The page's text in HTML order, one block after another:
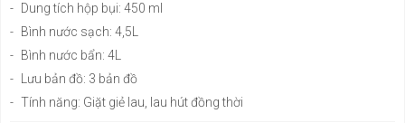
- Dung tích hộp bụi: 450 ml
- Bình nước sạch: 4,5L
- Bình nước bẩn: 4L
-
Lưu bản đồ: 3 bản đồ
- Tính năng: Giặt giẻ lau, lau hút đồng thời